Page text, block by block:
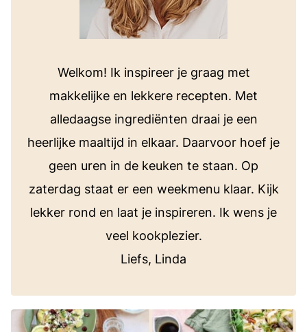
Welkom! Ik inspireer je graag met
makkelijke en lekkere recepten. Met
alledaagse ingrediënten draai je een
heerlijke maaltijd in elkaar. Daarvoor hoef je
geen uren in de keuken te staan. Op
zaterdag staat er een weekmenu klaar. Kijk
lekker rond en laat je inspireren. Ik wens je
veel kookplezier.
Liefs, Linda